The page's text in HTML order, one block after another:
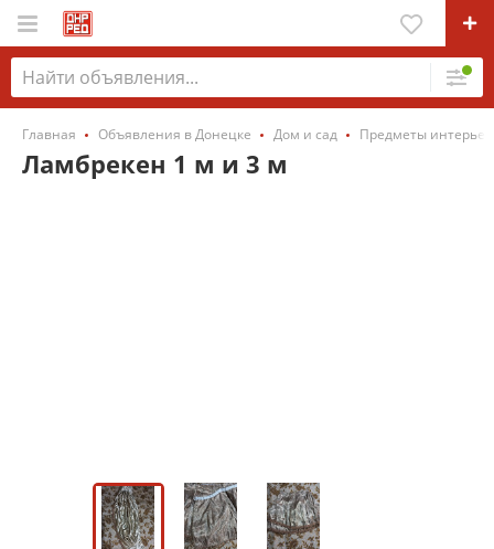
Главная Объявления в Донецке Дом и сад Предметы
Ламбрекен 1 м и 3 м